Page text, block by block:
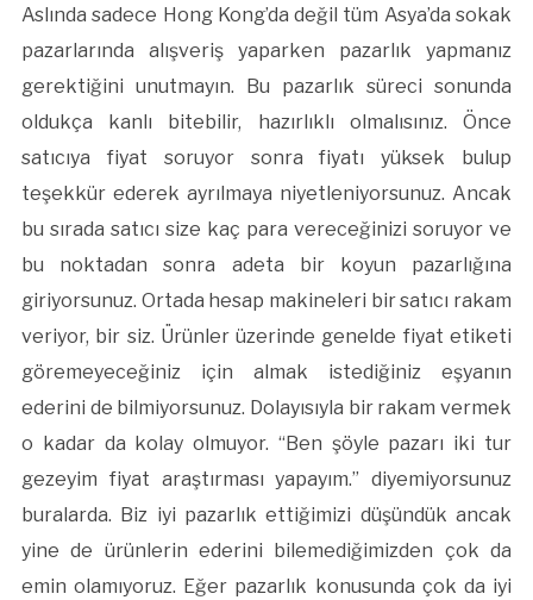
Aslında sadece Hong Kong’da değil tüm Asya’da sokak
pazarlarında alışveriş yaparken pazarlık yapmanız
gerektiğini unutmayın. Bu pazarlık süreci sonunda
oldukça kanlı bitebilir, hazırlıklı olmalısınız. Önce
satıcıya fiyat soruyor sonra fiyatı yüksek bulup
teşekkür ederek ayrılmaya niyetleniyorsunuz. Ancak
bu sırada satıcı size kaç para vereceğinizi soruyor ve
bu noktadan sonra adeta bir koyun pazarlığına
giriyorsunuz. Ortada hesap makineleri bir satıcı rakam
veriyor, bir siz. Ürünler üzerinde genelde fiyat etiketi
göremeyeceğiniz için almak istediğiniz eşyanın
ederini de bilmiyorsunuz. Dolayısıyla bir rakam vermek
o kadar da kolay olmuyor. “Ben şöyle pazarı iki tur
gezeyim fiyat araştırması yapayım.” diyemiyorsunuz
buralarda. Biz iyi pazarlık ettiğimizi düşündük ancak
yine de ürünlerin ederini bilemediğimizden çok da
emin olamıyoruz. Eğer pazarlık konusunda çok da iyi